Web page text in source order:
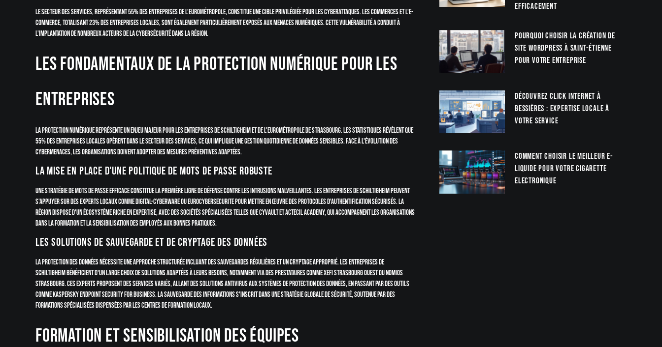
Le secteur des services, représentant 55% des entreprises de l'Eurométropole, constitue une cible privilégiée pour les cyberattaques. Les commerces et l'e-
commerce, totalisant 23% des entreprises locales, sont également particulièrement exposés aux menaces numériques. Cette vulnérabilité a conduit à
l'implantation de nombreux acteurs de la cybersécurité dans la région.
Les fondamentaux de la protection numérique pour les
entreprises
La protection numérique représente un enjeu majeur pour les entreprises de Schiltigheim et de l'Eurométropole de Strasbourg. Les statistiques révèlent que
55% des entreprises locales opèrent dans le secteur des services, ce qui implique une gestion quotidienne de données sensibles. Face à l'évolution des
cybermenaces, les organisations doivent adopter des mesures préventives adaptées.
La mise en place d'une politique de mots de passe robuste
Une stratégie de mots de passe efficace constitue la première ligne de défense contre les intrusions malveillantes. Les entreprises de Schiltigheim peuvent
s'appuyer sur des experts locaux comme Digital-CyberWare ou Eurocybersecurite pour mettre en œuvre des protocoles d'authentification sécurisés. La
région dispose d'un écosystème riche en expertise, avec des sociétés spécialisées telles que CyVault et Actecil Academy, qui accompagnent les organisations
dans la formation et la sensibilisation des employés aux bonnes pratiques.
Les solutions de sauvegarde et de cryptage des données
La protection des données nécessite une approche structurée incluant des sauvegardes régulières et un cryptage approprié. Les entreprises de
Schiltigheim bénéficient d'un large choix de solutions adaptées à leurs besoins, notamment via des prestataires comme XEFI Strasbourg Ouest ou Nomios
Strasbourg. Ces experts proposent des services variés, allant des solutions antivirus aux systèmes de protection des données, en passant par des outils
comme Kaspersky Endpoint Security for Business. La sauvegarde des informations s'inscrit dans une stratégie globale de sécurité, soutenue par des
formations spécialisées dispensées par les centres de formation locaux.
Formation et sensibilisation des équipes
efficacement
Pourquoi choisir la création de
site WordPress à Saint-Étienne
pour votre entreprise
Découvrez Click Internet à
Bessières : Expertise locale à
votre service
Comment choisir le meilleur e-
liquide pour votre cigarette
electronique